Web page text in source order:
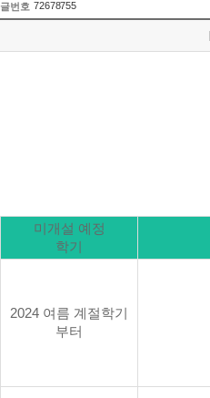
글번호 72678755
미개설 예정
학기
2024 여름 계절학기
부터